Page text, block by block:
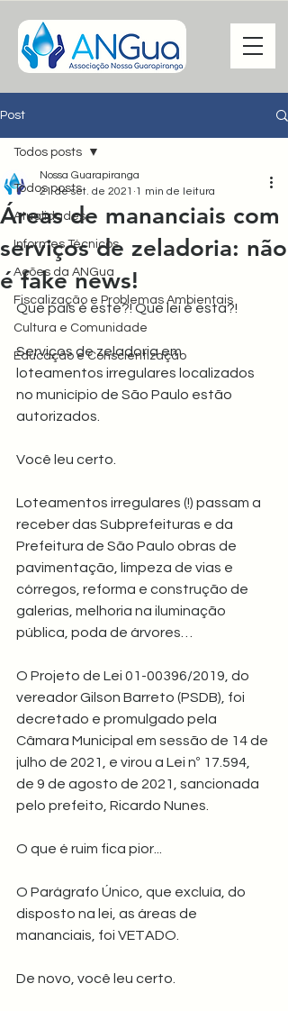
Post
Todos posts
Atualidades
Informes Técnicos
Ações da ANGua
Fiscalização e Problemas Ambientais
Cultura e Comunidade
Educação e Conscientização
Todos posts
Áreas de mananciais com
serviços de zeladoria: não
é fake news!
Nossa Guarapiranga
21 de set. de 2021 1 min de leitura
Que país é este?! Que lei é esta?!
Serviços de zeladoria em
loteamentos irregulares localizados
no município de São Paulo estão
autorizados.
Você leu certo.
Loteamentos irregulares (!) passam a
receber das Subprefeituras e da
Prefeitura de São Paulo obras de
pavimentação, limpeza de vias e
córregos, reforma e construção de
galerias, melhoria na iluminação
pública, poda de árvores…
O Projeto de Lei 01-00396/2019, do
vereador Gilson Barreto (PSDB), foi
decretado e promulgado pela
Câmara Municipal em sessão de 14 de
julho de 2021, e virou a Lei nº 17.594,
de 9 de agosto de 2021, sancionada
pelo prefeito, Ricardo Nunes.
O que é ruim fica pior...
O Parágrafo Único, que excluía, do
disposto na lei, as áreas de
mananciais, foi VETADO.
De novo, você leu certo.